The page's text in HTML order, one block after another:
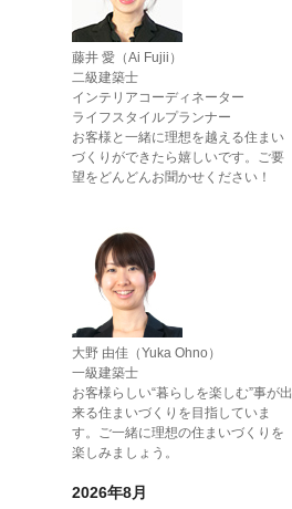
藤井 愛（Ai Fujii）
二級建築士
インテリアコーディネーター
ライフスタイルプランナー
お客様と一緒に理想を越える住まい
づくりができたら嬉しいです。ご要
望をどんどんお聞かせください！
大野 由佳（Yuka Ohno）
一級建築士
お客様らしい“暮らしを楽しむ”事が出
来る住まいづくりを目指していま
す。ご一緒に理想の住まいづくりを
楽しみましょう。
2026年8月